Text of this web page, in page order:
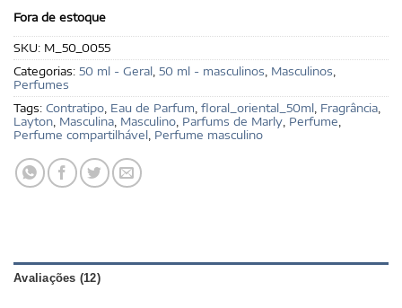
Fora de estoque
SKU: M_50_0055
Categorias: 50 ml - Geral, 50 ml - masculinos, Masculinos,
Perfumes
Tags: Contratipo, Eau de Parfum, floral_oriental_50ml, Fragrância,
Layton, Masculina, Masculino, Parfums de Marly, Perfume,
Perfume compartilhável, Perfume masculino
Avaliações (12)